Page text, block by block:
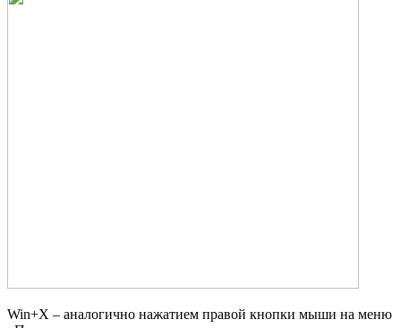
Win+X – аналогично нажатием правой кнопки мыши на меню